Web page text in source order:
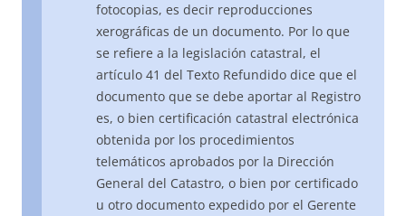
fotocopias, es decir reproducciones
xerográficas de un documento. Por lo que
se refiere a la legislación catastral, el
artículo 41 del Texto Refundido dice que el
documento que se debe aportar al Registro
es, o bien certificación catastral electrónica
obtenida por los procedimientos
telemáticos aprobados por la Dirección
General del Catastro, o bien por certificado
u otro documento expedido por el Gerente